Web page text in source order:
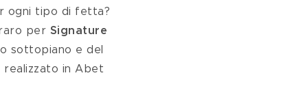
ogni tipo di fetta?
per Signature
sottopiano e del
in Abet